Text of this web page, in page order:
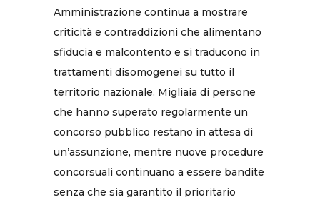
Amministrazione continua a mostrare
criticità e contraddizioni che alimentano
sfiducia e malcontento e si traducono in
trattamenti disomogenei su tutto il
territorio nazionale. Migliaia di persone
che hanno superato regolarmente un
concorso pubblico restano in attesa di
un’assunzione, mentre nuove procedure
concorsuali continuano a essere bandite
senza che sia garantito il prioritario